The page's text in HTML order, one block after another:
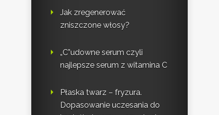
Jak zregenerować
zniszczone włosy?
„C”udowne serum czyli
najlepsze serum z witamina C
Płaska twarz – fryzura.
Dopasowanie uczesania do